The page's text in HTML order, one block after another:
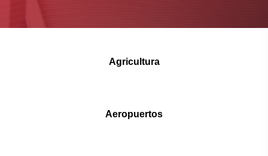
Agricultura
Aeropuertos